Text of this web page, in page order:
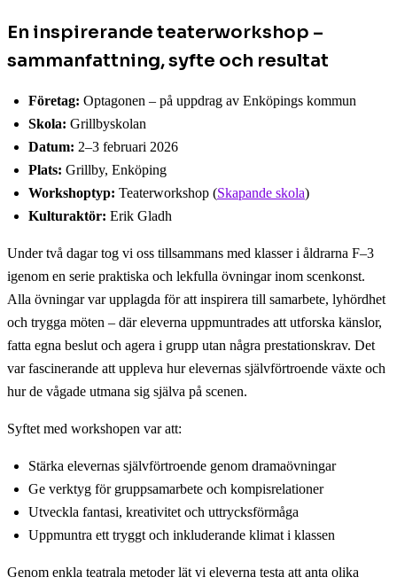
En inspirerande teaterworkshop –
sammanfattning, syfte och resultat
Företag: Optagonen – på uppdrag av Enköpings kommun
Skola: Grillbyskolan
Datum: 2–3 februari 2026
Plats: Grillby, Enköping
Workshoptyp: Teaterworkshop (Skapande skola)
Kulturaktör: Erik Gladh
Under två dagar tog vi oss tillsammans med klasser i åldrarna F–3
igenom en serie praktiska och lekfulla övningar inom scenkonst.
Alla övningar var upplagda för att inspirera till samarbete, lyhördhet
och trygga möten – där eleverna uppmuntrades att utforska känslor,
fatta egna beslut och agera i grupp utan några prestationskrav. Det
var fascinerande att uppleva hur elevernas självförtroende växte och
hur de vågade utmana sig själva på scenen.
Syftet med workshopen var att:
Stärka elevernas självförtroende genom dramaövningar
Ge verktyg för gruppsamarbete och kompisrelationer
Utveckla fantasi, kreativitet och uttrycksförmåga
Uppmuntra ett tryggt och inkluderande klimat i klassen
Genom enkla teatrala metoder lät vi eleverna testa att anta olika